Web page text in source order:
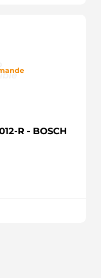
R - BOSCH